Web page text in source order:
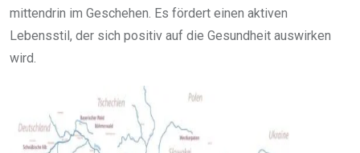
mittendrin im Geschehen. Es fördert einen aktiven
Lebensstil, der sich positiv auf die Gesundheit auswirken
wird.